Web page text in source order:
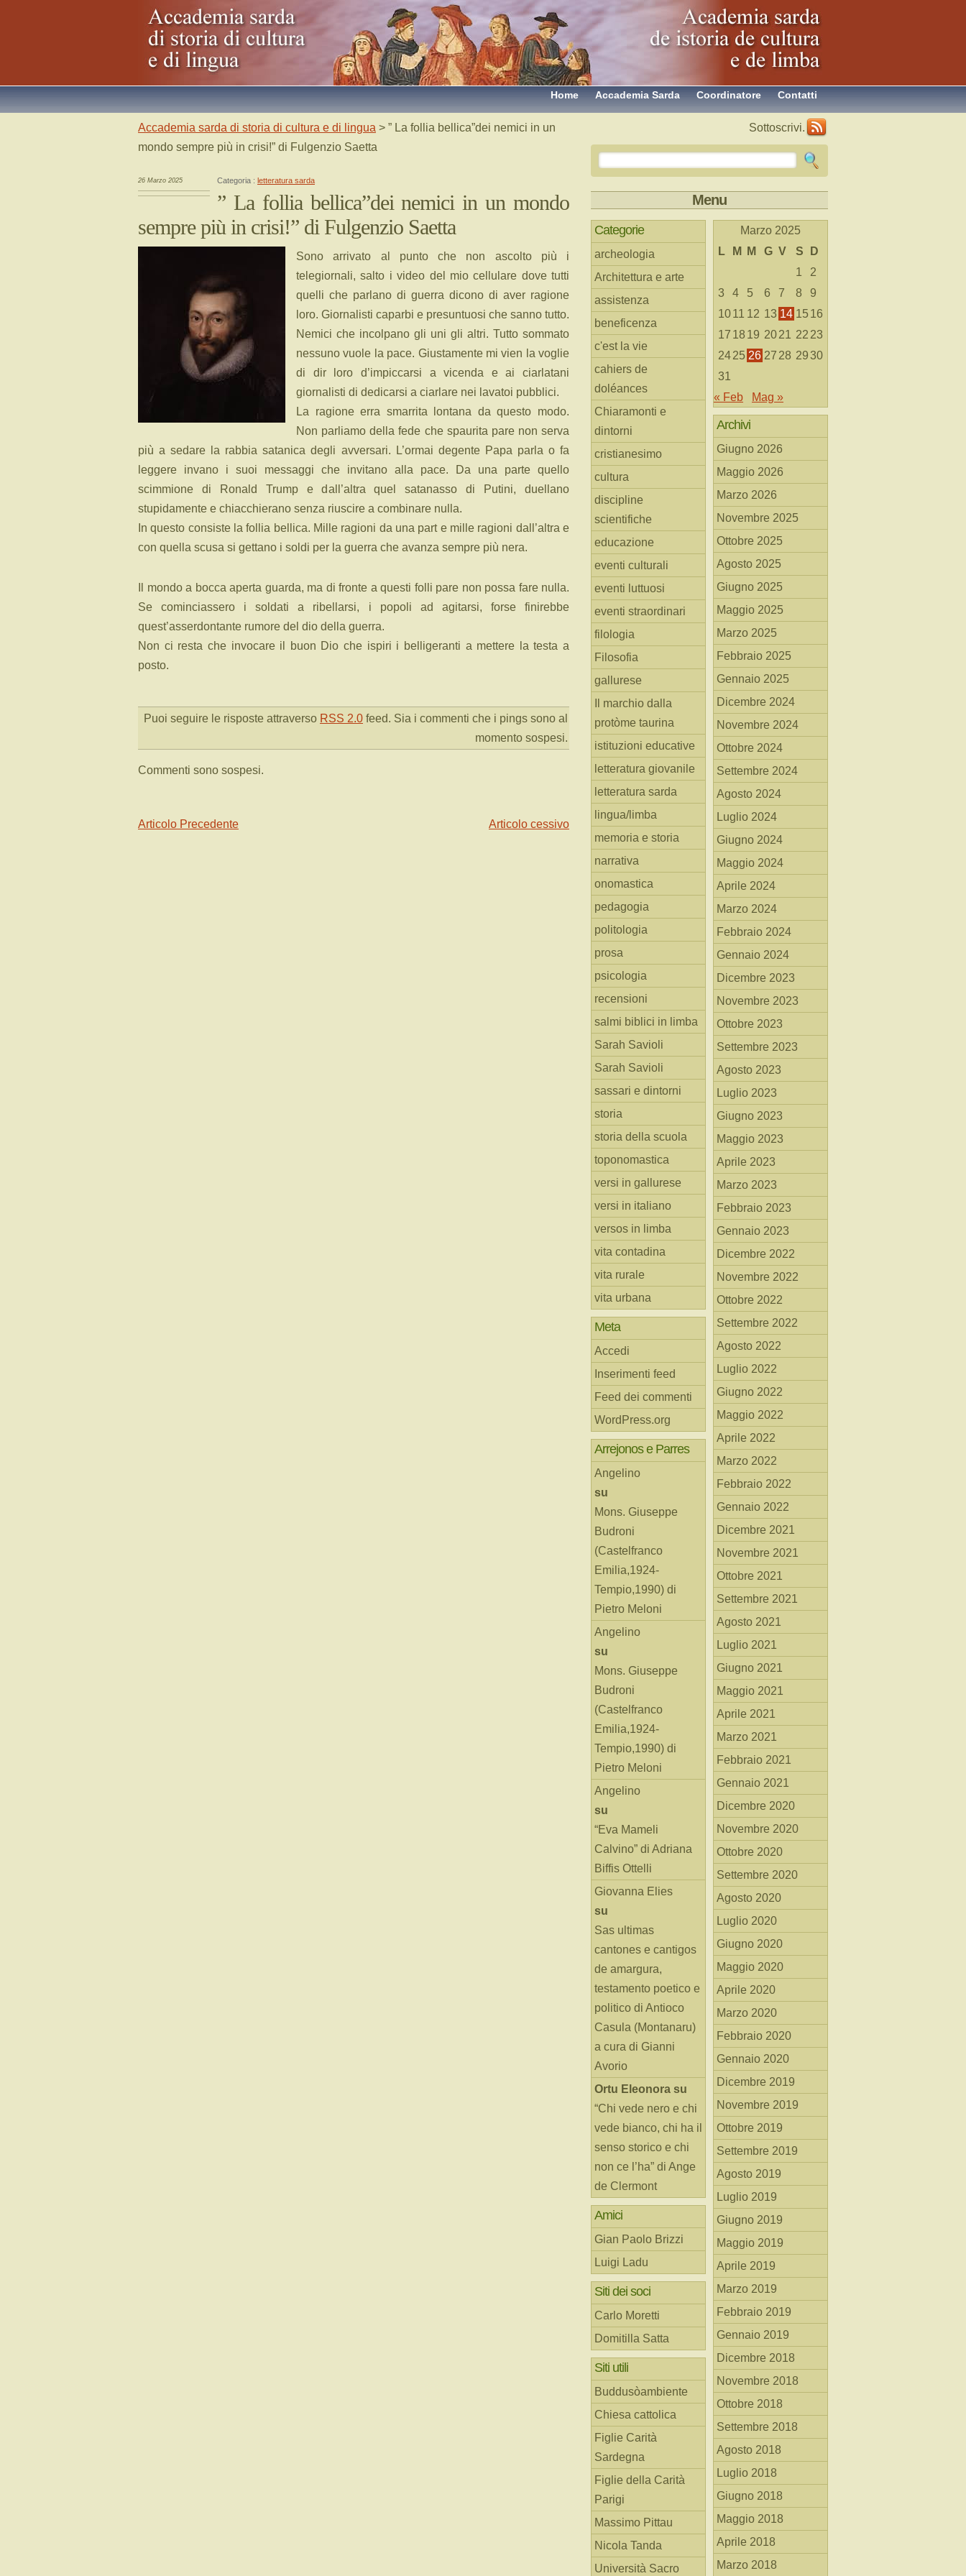
Contatti
Coordinatore
Accademia Sarda
Home
Accademia sarda di storia di cultura e di lingua > ” La follia bellica”dei nemici in un
mondo sempre più in crisi!” di Fulgenzio Saetta
26 Marzo 2025 Categoria : letteratura sarda
” La follia bellica”dei nemici in un mondo
sempre più in crisi!” di Fulgenzio Saetta
Sono arrivato al punto che non ascolto più i
telegiornali, salto i video del mio cellulare dove tutti
quelli che parlano di guerra dicono di aver ragione
loro. Giornalisti caparbi e presuntuosi che sanno tutto.
Nemici che incolpano gli uni gli altri. Tutto sommato
nessuno vuole la pace. Giustamente mi vien la voglie
di dir loro d’impiccarsi a vicenda e ai ciarlatani
giornalisti di dedicarsi a ciarlare nei lavatoi pubblici.
La ragione erra smarrita lontana da questo modo.
Non parliamo della fede che spaurita pare non serva
più a sedare la rabbia satanica degli avversari. L’ormai degente Papa parla o fa
leggere invano i suoi messaggi che invitano alla pace. Da una parte quello
scimmione di Ronald Trump e dall’altra quel satanasso di Putini, duellano
stupidamente e chiacchierano senza riuscire a combinare nulla.
In questo consiste la follia bellica. Mille ragioni da una part e mille ragioni dall’altra e
con quella scusa si gettano i soldi per la guerra che avanza sempre più nera.
Il mondo a bocca aperta guarda, ma di fronte a questi folli pare non possa fare nulla.
Se cominciassero i soldati a ribellarsi, i popoli ad agitarsi, forse finirebbe
quest’asserdontante rumore del dio della guerra.
Non ci resta che invocare il buon Dio che ispiri i belligeranti a mettere la testa a
posto.
Puoi seguire le risposte attraverso RSS 2.0 feed. Sia i commenti che i pings sono al
momento sospesi.
Commenti sono sospesi.
Articolo Precedente Articolo cessivo
Sottoscrivi.
Menu
Categorie
archeologia
Architettura e arte
assistenza
beneficenza
c'est la vie
cahiers de
doléances
Chiaramonti e
dintorni
cristianesimo
cultura
discipline
scientifiche
educazione
eventi culturali
eventi luttuosi
eventi straordinari
filologia
Filosofia
gallurese
Il marchio dalla
protòme taurina
istituzioni educative
letteratura giovanile
letteratura sarda
lingua/limba
memoria e storia
narrativa
onomastica
pedagogia
politologia
prosa
psicologia
recensioni
salmi biblici in limba
Sarah Savioli
Sarah Savioli
sassari e dintorni
storia
storia della scuola
toponomastica
versi in gallurese
versi in italiano
versos in limba
vita contadina
vita rurale
vita urbana
Meta
Accedi
Inserimenti feed
Feed dei commenti
WordPress.org
Arrejonos e Parres
Angelino
su
Mons. Giuseppe
Budroni
(Castelfranco
Emilia,1924-
Tempio,1990) di
Pietro Meloni
Angelino
su
Mons. Giuseppe
Budroni
(Castelfranco
Emilia,1924-
Tempio,1990) di
Pietro Meloni
Angelino
su
“Eva Mameli
Calvino” di Adriana
Biffis Ottelli
Giovanna Elies
su
Sas ultimas
cantones e cantigos
de amargura,
testamento poetico e
politico di Antioco
Casula (Montanaru)
a cura di Gianni
Avorio
Ortu Eleonora su
“Chi vede nero e chi
vede bianco, chi ha il
senso storico e chi
non ce l’ha” di Ange
de Clermont
Amici
Gian Paolo Brizzi
Luigi Ladu
Siti dei soci
Carlo Moretti
Domitilla Satta
Siti utili
Buddusòambiente
Chiesa cattolica
Figlie Carità
Sardegna
Figlie della Carità
Parigi
Massimo Pittau
Nicola Tanda
Università Sacro
Marzo 2025
L
M M G V S
D
1
2
3
4 5 6 7 8
9
1011 12 13 14 15 16
17 18 19 2021 22 23
2425 26 27 28 2930
31
« Feb
Mag »
Archivi
Giugno 2026
Maggio 2026
Marzo 2026
Novembre 2025
Ottobre 2025
Agosto 2025
Giugno 2025
Maggio 2025
Marzo 2025
Febbraio 2025
Gennaio 2025
Dicembre 2024
Novembre 2024
Ottobre 2024
Settembre 2024
Agosto 2024
Luglio 2024
Giugno 2024
Maggio 2024
Aprile 2024
Marzo 2024
Febbraio 2024
Gennaio 2024
Dicembre 2023
Novembre 2023
Ottobre 2023
Settembre 2023
Agosto 2023
Luglio 2023
Giugno 2023
Maggio 2023
Aprile 2023
Marzo 2023
Febbraio 2023
Gennaio 2023
Dicembre 2022
Novembre 2022
Ottobre 2022
Settembre 2022
Agosto 2022
Luglio 2022
Giugno 2022
Maggio 2022
Aprile 2022
Marzo 2022
Febbraio 2022
Gennaio 2022
Dicembre 2021
Novembre 2021
Ottobre 2021
Settembre 2021
Agosto 2021
Luglio 2021
Giugno 2021
Maggio 2021
Aprile 2021
Marzo 2021
Febbraio 2021
Gennaio 2021
Dicembre 2020
Novembre 2020
Ottobre 2020
Settembre 2020
Agosto 2020
Luglio 2020
Giugno 2020
Maggio 2020
Aprile 2020
Marzo 2020
Febbraio 2020
Gennaio 2020
Dicembre 2019
Novembre 2019
Ottobre 2019
Settembre 2019
Agosto 2019
Luglio 2019
Giugno 2019
Maggio 2019
Aprile 2019
Marzo 2019
Febbraio 2019
Gennaio 2019
Dicembre 2018
Novembre 2018
Ottobre 2018
Settembre 2018
Agosto 2018
Luglio 2018
Giugno 2018
Maggio 2018
Aprile 2018
Marzo 2018